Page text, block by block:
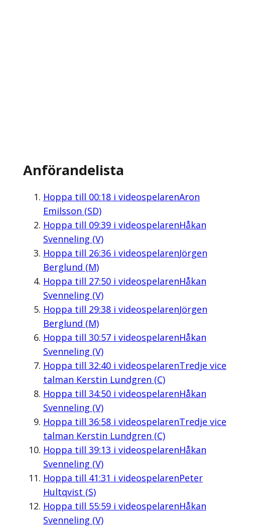
Anförandelista
Hoppa till 00:18i videospelarenAron
Emilsson (SD)
Hoppa till 09:39i videospelarenHåkan
Svenneling (V)
Hoppa till 26:36i videospelarenJörgen
Berglund (M)
Hoppa till 27:50i videospelarenHåkan
Svenneling (V)
Hoppa till 29:38i videospelarenJörgen
Berglund (M)
Hoppa till 30:57i videospelarenHåkan
Svenneling (V)
Hoppa till 32:40i videospelarenTredje vice
talman Kerstin Lundgren (C)
Hoppa till 34:50i videospelarenHåkan
Svenneling (V)
Hoppa till 36:58i videospelarenTredje vice
talman Kerstin Lundgren (C)
Hoppa till 39:13 i videospelarenHåkan
Svenneling (V)
Hoppa till 41:31 i videospelarenPeter
Hultqvist (S)
Hoppa till 55:59i videospelarenHåkan
Svenneling (V)